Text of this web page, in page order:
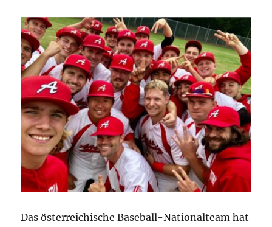
Das österreichische Baseball-Nationalteam hat